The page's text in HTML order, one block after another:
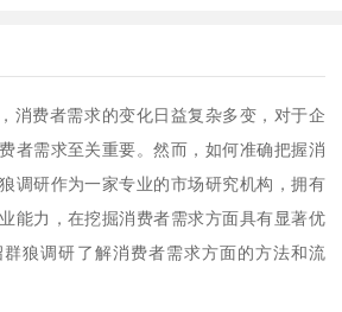
消费者需求的变化日益复杂多变，对于企
者需求至关重要。然而，如何准确把握消
调研作为一家专业的市场研究机构，拥有
能力，在挖掘消费者需求方面具有显著优
狼调研了解消费者需求方面的方法和流